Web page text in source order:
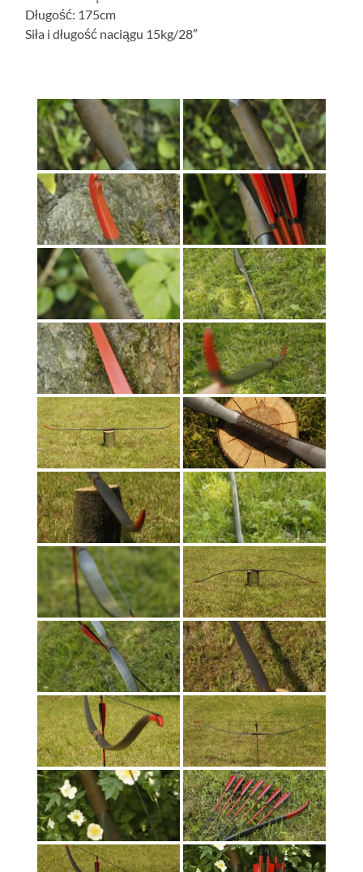
Długość: 175cm
Siła i długość naciągu 15kg/28″